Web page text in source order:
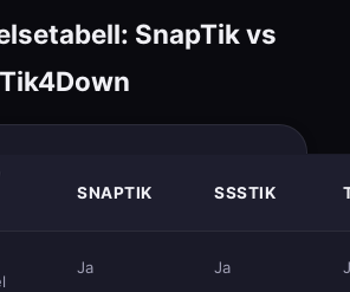
SnapTik vs
SNAPTIK SSSTIK
Ja Ja